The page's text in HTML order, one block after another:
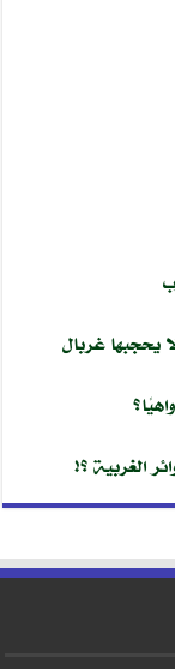
يحجبها غربال
الغربية ؟!